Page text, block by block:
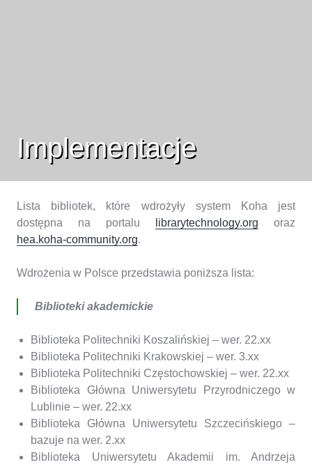
Implementacje
Lista bibliotek, które wdrożyły system Koha jest
dostępna na portalu
librarytechnology.org oraz
hea.koha-community.org.
Wdrożenia w Polsce przedstawia poniższa lista:
Biblioteki akademickie
Biblioteka Politechniki Koszalińskiej – wer. 22.xx
Biblioteka Politechniki Krakowskiej – wer. 3.xx
Biblioteka Politechniki Częstochowskiej – wer. 22.xx
Biblioteka Główna Uniwersytetu Przyrodniczego w
Lublinie – wer. 22.xx
Biblioteka Główna Uniwersytetu Szczecińskiego –
bazuje na wer. 2.xx
Biblioteka Uniwersytetu Akademii im. Andrzeja